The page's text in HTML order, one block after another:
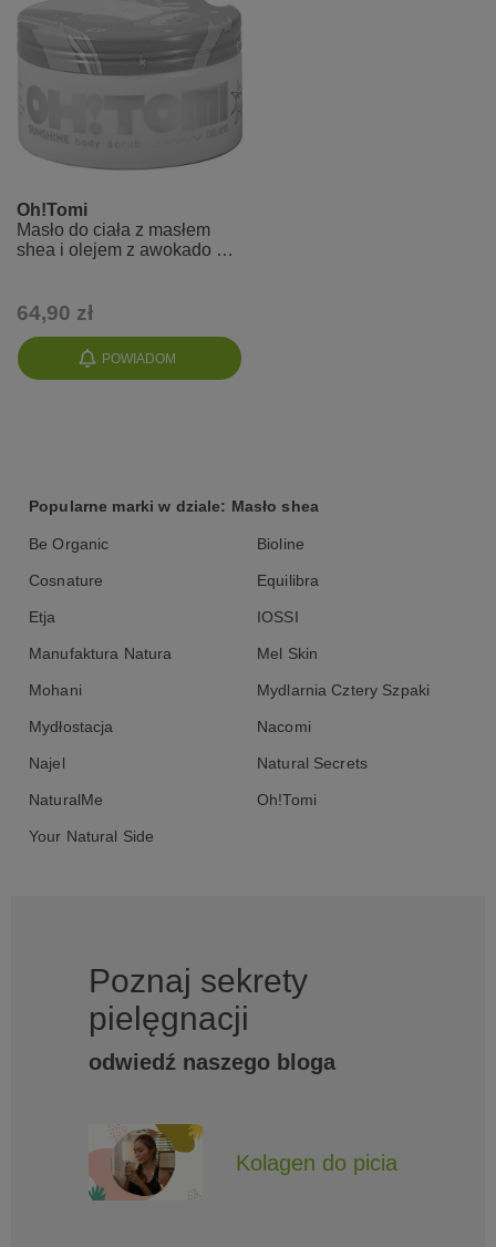
POWIADOM
Oh!Tomi
Masło do ciała z masłem
shea i olejem z awokado do
64,90 zł
Popularne marki w dziale: Masło shea
Be Organic Bioline
Cosnature Equilibra
Etja IOSSI
Manufaktura Natura Mel Skin
Mohani Mydlarnia Cztery Szpaki
Mydłostacja Nacomi
Najel Natural Secrets
NaturalMe Oh!Tomi
Your Natural Side
Poznaj sekrety
pielęgnacji
odwiedź naszego bloga
Kolagen do picia